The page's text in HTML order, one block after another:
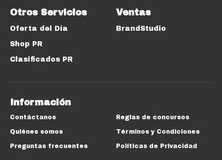
Otros Servicios
Oferta del Día
Shop PR
Clasificados PR
Ventas
BrandStudio
Información
Contáctanos
Quiénes somos
Preguntas frecuentes
Reglas de concursos
Términos y Condiciones
Políticas de Privacidad